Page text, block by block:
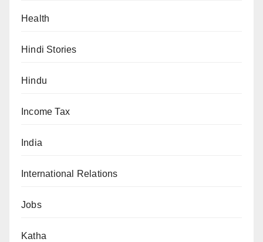
Health
Hindi Stories
Hindu
Income Tax
India
International Relations
Jobs
Katha